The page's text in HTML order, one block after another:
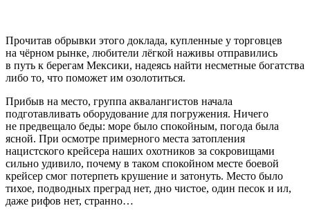
Прочитав обрывки этого доклада, купленные у торговцев
на чёрном рынке, любители лёгкой наживы отправились
в путь к берегам Мексики, надеясь найти несметные богатства
либо то, что поможет им озолотиться.
Прибыв на место, группа аквалангистов начала
подготавливать оборудование для погружения. Ничего
не предвещало беды: море было спокойным, погода была
ясной. При осмотре примерного места затопления
нацистского крейсера наших охотников за сокровищами
сильно удивило, почему в таком спокойном месте боевой
крейсер смог потерпеть крушение и затонуть. Место было
тихое, подводных преград нет, дно чистое, один песок и ил,
даже рифов нет, странно…